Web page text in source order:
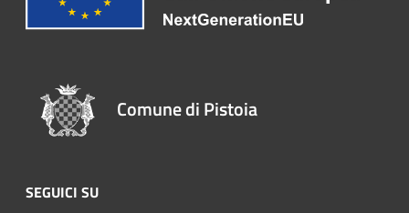
Comune di Pistoia
SEGUICI SU